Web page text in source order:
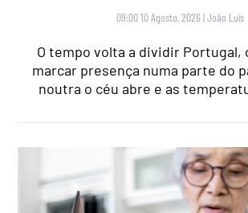
09:00 10 Agosto, 2026 |João Luís
O tempo volta a dividir Portugal,
marcar presença numa parte do
noutra o céu abre e as